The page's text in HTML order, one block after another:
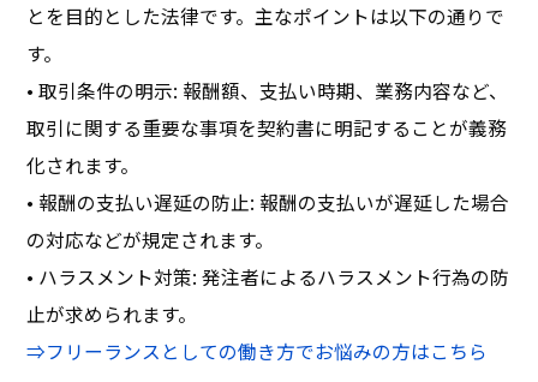
とを目的とした法律です。主なポイントは以下の通りで
す。
• 取引条件の明示: 報酬額、支払い時期、業務内容など、
取引に関する重要な事項を契約書に明記することが義務
化されます。
• 報酬の支払い遅延の防止: 報酬の支払いが遅延した場合
の対応などが規定されます。
• ハラスメント対策: 発注者によるハラスメント行為の防
止が求められます。
⇒フリーランスとしての働き方でお悩みの方はこちら